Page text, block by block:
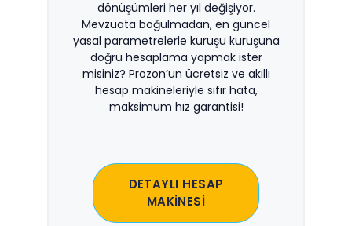
dönüşümleri her yıl değişiyor.
Mevzuata boğulmadan, en güncel
yasal parametrelerle kuruşu kuruşuna
doğru hesaplama yapmak ister
misiniz? Prozon’un ücretsiz ve akıllı
hesap makineleriyle sıfır hata,
maksimum hız garantisi!
DETAYLI HESAP
MAKİNESİ